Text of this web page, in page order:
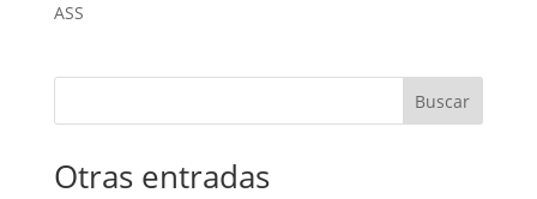
ASS
Buscar
Otras entradas